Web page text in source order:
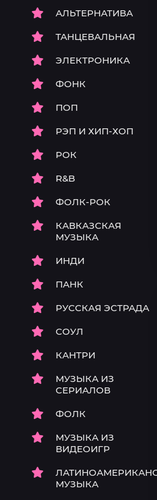
АЛЬТЕРНАТИВА
ТАНЦЕВАЛЬНАЯ
ЭЛЕКТРОНИКА
ФОНК
ПОП
РЭП И ХИП-ХОП
РОК
R&B
ФОЛК-РОК
КАВКАЗСКАЯ
МУЗЫКА
ИНДИ
ПАНК
РУССКАЯ ЭСТРАДА
СОУЛ
КАНТРИ
МУЗЫКА ИЗ
СЕРИАЛОВ
ФОЛК
МУЗЫКА ИЗ
ВИДЕОИГР
МУЗЫКА